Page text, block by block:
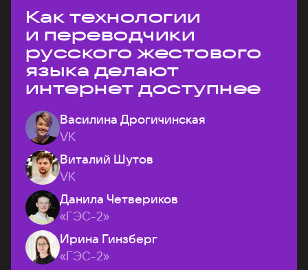
Как технологии
и переводчики
русского жестового
языка делают
интернет доступнее
Василина Дрогичинская
VK
Виталий Шутов
VK
Данила Четвериков
«ГЭС-2»
Ирина Гинзберг
«ГЭС-2»